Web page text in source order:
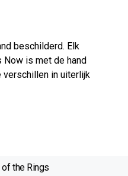
beschilderd. Elk
is met de hand
verschillen in uiterlijk
of the Rings